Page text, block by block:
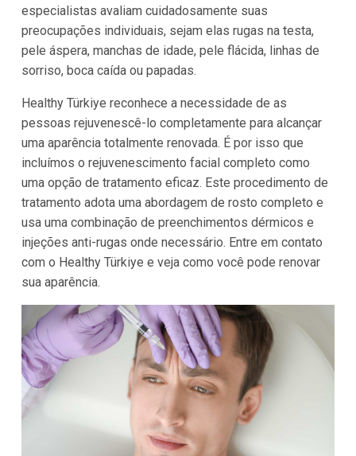
especialistas avaliam cuidadosamente suas
preocupações individuais, sejam elas rugas na testa,
pele áspera, manchas de idade, pele flácida, linhas de
sorriso, boca caída ou papadas.
Healthy Türkiye reconhece a necessidade de as
pessoas rejuvenescê-lo completamente para alcançar
uma aparência totalmente renovada. É por isso que
incluímos o rejuvenescimento facial completo como
uma opção de tratamento eficaz. Este procedimento de
tratamento adota uma abordagem de rosto completo e
usa uma combinação de preenchimentos dérmicos e
injeções anti-rugas onde necessário. Entre em contato
com o Healthy Türkiye e veja como você pode renovar
sua aparência.